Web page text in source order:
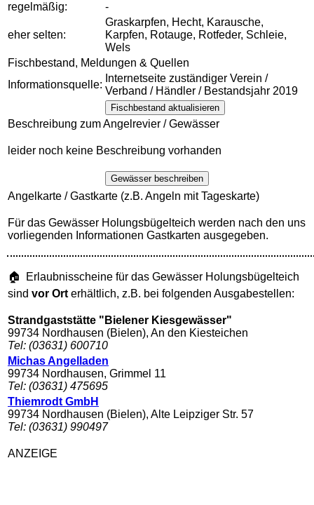
regelmäßig:
-
eher selten:
Graskarpfen, Hecht, Karausche,
Karpfen, Rotauge, Rotfeder, Schleie,
Wels
Fischbestand, Meldungen & Quellen
Informationsquelle:
Internetseite zuständiger Verein /
Verband / Händler / Bestandsjahr 2019
Fischbestand aktualisieren
Beschreibung zum Angelrevier / Gewässer
leider noch keine Beschreibung vorhanden
Gewässer beschreiben
Angelkarte / Gastkarte (z.B. Angeln mit Tageskarte)
Für das Gewässer Holungsbügelteich werden nach den uns
vorliegenden Informationen Gastkarten ausgegeben.
🏠 Erlaubnisscheine für das Gewässer Holungsbügelteich
sind vor Ort erhältlich, z.B. bei folgenden Ausgabestellen:
Strandgaststätte "Bielener Kiesgewässer"
99734 Nordhausen (Bielen), An den Kiesteichen
Tel: (03631) 600710
Michas Angelladen
99734 Nordhausen, Grimmel 11
Tel: (03631) 475695
Thiemrodt GmbH
99734 Nordhausen (Bielen), Alte Leipziger Str. 57
Tel: (03631) 990497
ANZEIGE